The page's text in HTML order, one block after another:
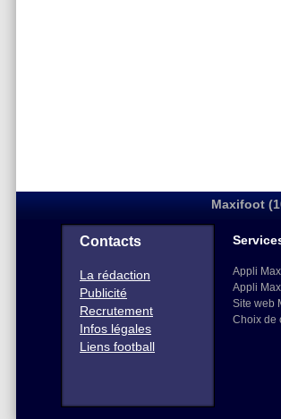
Maxifoot
Contacts
La rédaction
Publicité
Recrutement
Infos légales
Liens football
Appli
Appli
Site web
Choix de